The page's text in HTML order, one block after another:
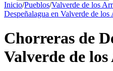
Inicio/Pueblos/Valverde de los
Despeñalagua en Valverde de los
Chorreras de
Valverde de